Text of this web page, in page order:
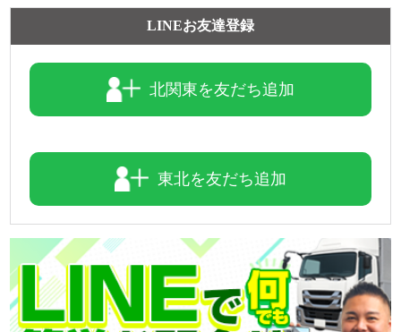
2026-08-05
魅力的なこちらの車両をピックアップ(ノ*˙˘˙)ノ =͟͟͞͞♡ブォン
●本日ご紹介車両●
【商品番号:14292】PG付アルミウイング H30 レンジャー ト
☎0120-98-1457 営業担当:中島
「HP見て」とお伝えいただけるとスムーズです❗
2026-08-04
今日は「橋の日」
橋が人や街をつなぐように、ダンプも建設現場やインフラ整
備を支えています。
力強い走りと高い積載力で、さまざまな現場で活躍する一台
をご紹介!
LINEお友達登録
北関東を友だち追加
東北を友だち追加